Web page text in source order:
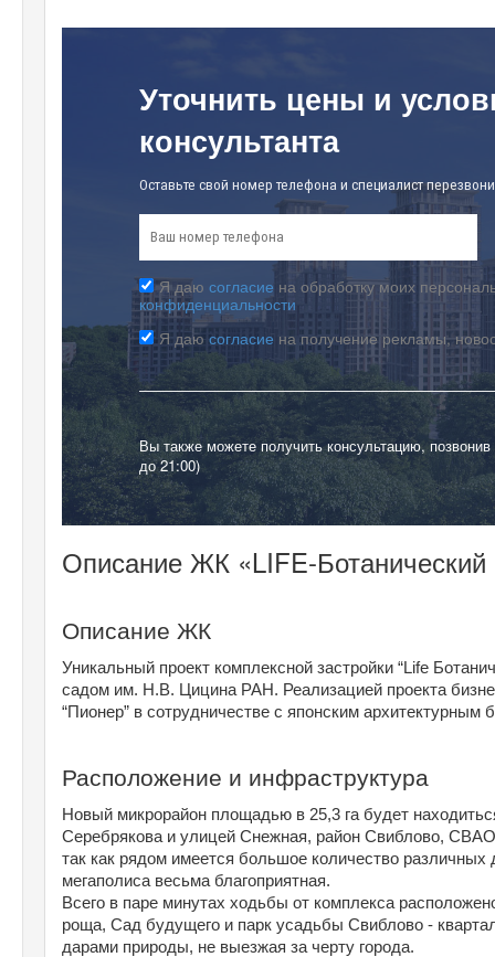
Уточнить цены и
консультанта
Оставьте свой номер телефона и специалист
Я даю согласие на обработку моих
конфиденциальности
Я даю согласие на получение рекламы,
Вы также можете получить консультацию,
до 21:00)
Описание ЖК «LIFE-
Описание ЖК
Уникальный проект комплексной застройки “Life
садом им. Н.В. Цицина РАН. Реализацией проекта
“Пионер” в сотрудничестве с японским архитектурным
Расположение и инфраструктура
Новый микрорайон площадью в 25,3 га будет
Серебрякова и улицей Снежная, район Свиблово,
так как рядом имеется большое количество различных
мегаполиса весьма благоприятная.
Всего в паре минутах ходьбы от комплекса
роща, Сад будущего и парк усадьбы Свиблово -
дарами природы, не выезжая за черту города.